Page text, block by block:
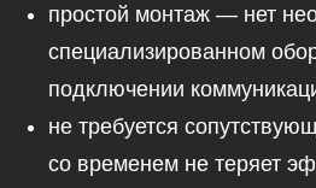
простой монтаж — нет
специализированном
подключении
не требуется
со временем не теряет